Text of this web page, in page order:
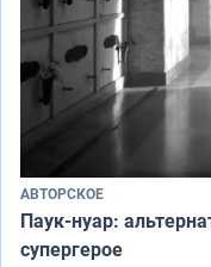
АВТОРСКОЕ
Паук-нуар:
супергерое